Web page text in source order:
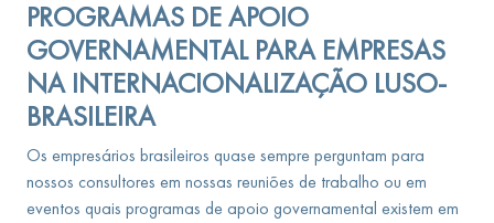
PROGRAMAS DE APOIO
GOVERNAMENTAL PARA EMPRESAS
NA INTERNACIONALIZAÇÃO LUSO-
BRASILEIRA
Os empresários brasileiros quase sempre perguntam para
nossos consultores em nossas reuniões de trabalho ou em
eventos quais programas de apoio governamental existem em